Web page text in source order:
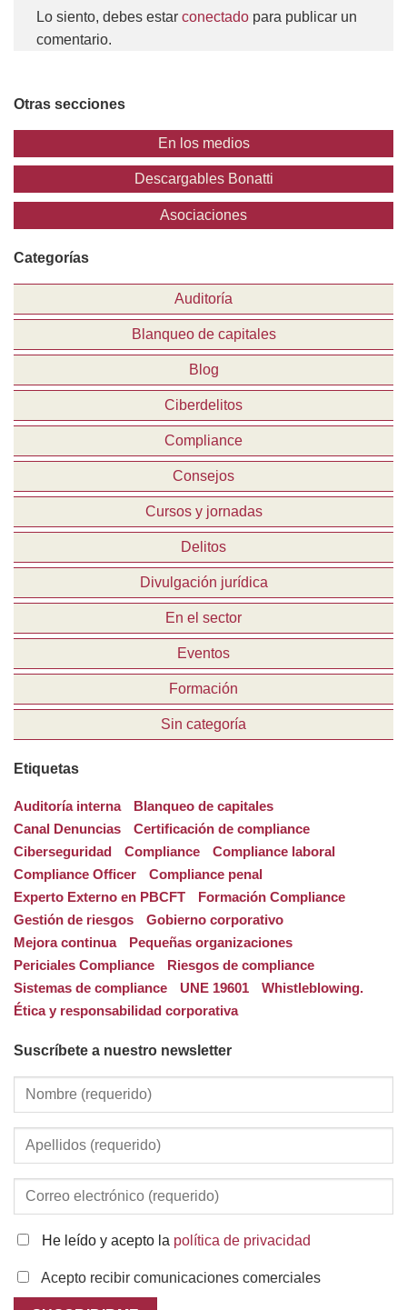
Lo siento, debes estar conectado para publicar un
comentario.
Otras secciones
En los medios
Descargables Bonatti
Asociaciones
Categorías
Auditoría
Blanqueo de capitales
Blog
Ciberdelitos
Compliance
Consejos
Cursos y jornadas
Delitos
Divulgación jurídica
En el sector
Eventos
Formación
Sin categoría
Etiquetas
Auditoría interna
Blanqueo de capitales
Canal Denuncias
Certificación de compliance
Ciberseguridad
Compliance
Compliance laboral
Compliance Officer
Compliance penal
Experto Externo en PBCFT
Formación Compliance
Gestión de riesgos
Gobierno corporativo
Mejora continua
Pequeñas organizaciones
Periciales Compliance
Riesgos de compliance
Sistemas de compliance
UNE 19601
Whistleblowing.
Ética y responsabilidad corporativa
Suscríbete a nuestro newsletter
He leído y acepto la política de privacidad
Acepto recibir comunicaciones comerciales